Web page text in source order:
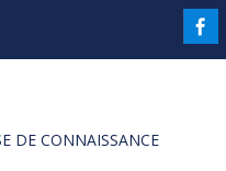
DE CONNAISSANCE